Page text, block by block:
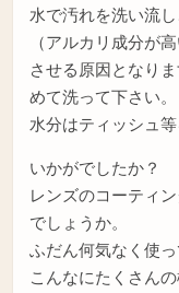
水で汚れを洗い流
（アルカリ成分が
させる原因となり
めて洗って下さい。
水分はティッシュ
いかがでしたか？
レンズのコーティ
でしょうか。
ふだん何気なく使
こんなにたくさん